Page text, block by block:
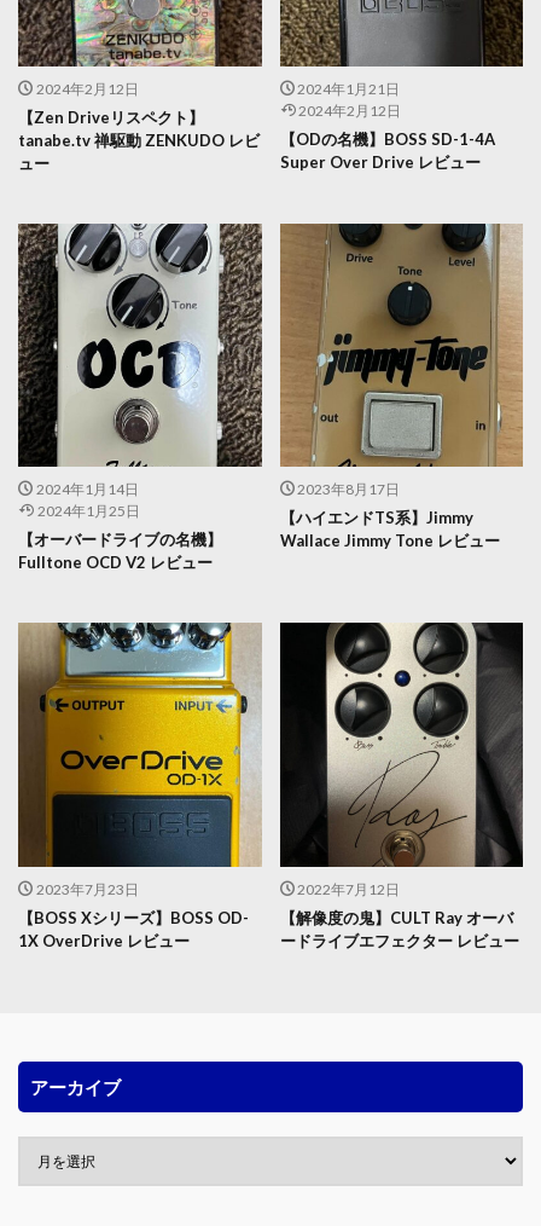
2024年2月12日
【Zen Driveリスペクト】
tanabe.tv 禅駆動 ZENKUDO レビ
ュー
2024年1月21日
2024年2月12日
【ODの名機】BOSS SD-1-4A
Super Over Drive レビュー
2024年1月14日
2024年1月25日
【オーバードライブの名機】
Fulltone OCD V2 レビュー
2023年8月17日
【ハイエンドTS系】Jimmy
Wallace Jimmy Tone レビュー
2023年7月23日
【BOSS Xシリーズ】BOSS OD-
1X OverDrive レビュー
2022年7月12日
【解像度の鬼】CULT Ray オーバ
ードライブエフェクター レビュー
アーカイブ